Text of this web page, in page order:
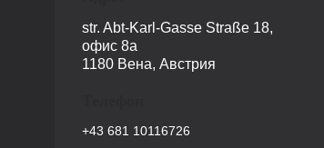
str. Abt-Karl-Gasse Straße 18,
офис 8a
1180 Вена, Австрия
+43 681 10116726